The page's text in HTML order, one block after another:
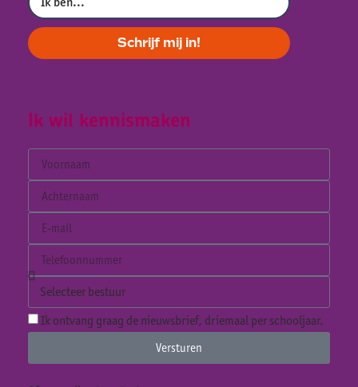
Schrijf mij in!
Ik wil kennismaken
Ik ontvang graag de nieuwsbrief, driemaal per schooljaar.
Versturen